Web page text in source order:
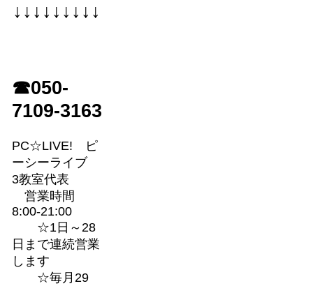
↓↓↓↓↓↓↓↓↓
☎050-
7109-3163
PC☆LIVE! ピ
ーシーライブ
3教室代表
営業時間
8:00-21:00
☆1日～28
日まで連続営業
します
☆毎月29